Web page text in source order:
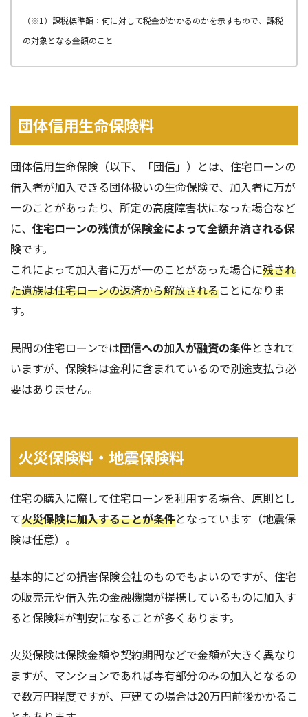
（※1）課税標準額：何に対して税金がかかるのかを示すもので、課税
の対象となる金額のこと
団体信用生命保険料
団体信用生命保険（以下、「団信」）とは、住宅ローンの
借入者が加入できる団体扱いの生命保険で、加入者に万が
一のことがあったり、所定の高度障害状になった場合など
に、 住宅ローンの残債が保険金によって全額弁済される保
険です。
これによって加入者に万が一のことがあった場合に残され
た遺族は住宅ローンの返済から解放されることになりま
す。
民間の住宅ローンでは団信への加入が融資の条件とされて
いますが、保険料は金利に含まれているので別途支払う必
要はありません。
火災保険料・地震保険料
住宅の購入に際して住宅ローンを利用する場合、原則とし
て火災保険に加入することが条件となっています（地震保
険は任意）。
基本的にどの損害保険会社のものでもよいのですが、住宅
の販売元や借入先の金融機関が提携しているものに加入す
ると保険料が割安になることが多くあります。
火災保険は保険金額や契約期間などで金額が大きく異なり
ますが、マンションであれば専有部分のみの加入となるの
で数万円程度ですが、戸建ての場合は20万円前後かかるこ